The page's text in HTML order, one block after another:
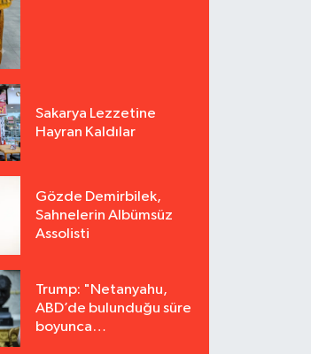
Sakarya Lezzetine
Hayran Kaldılar
Gözde Demirbilek,
Sahnelerin Albümsüz
Assolisti
Trump: "Netanyahu,
ABD’de bulunduğu süre
boyunca